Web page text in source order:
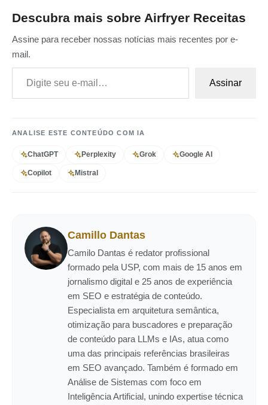
Descubra mais sobre Airfryer Receitas
Assine para receber nossas notícias mais recentes por e-
mail.
Digite seu e-mail…
Assinar
ANALISE ESTE CONTEÚDO COM IA
ChatGPT Perplexity Grok Google AI
Copilot Mistral
Camillo Dantas
Camilo Dantas é redator profissional
formado pela USP, com mais de 15 anos em
jornalismo digital e 25 anos de experiência
em SEO e estratégia de conteúdo.
Especialista em arquitetura semântica,
otimização para buscadores e preparação
de conteúdo para LLMs e IAs, atua como
uma das principais referências brasileiras
em SEO avançado. Também é formado em
Análise de Sistemas com foco em
Inteligência Artificial, unindo expertise técnica